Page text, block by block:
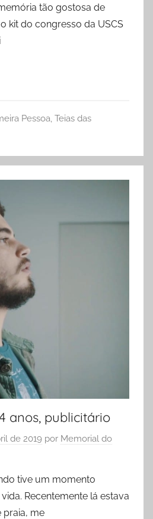
tão gostosa de
kit do congresso da USCS
Pessoa, Teias das
anos, publicitário
de 2019 por Memorial do
tive um momento
Recentemente lá estava
praia, me